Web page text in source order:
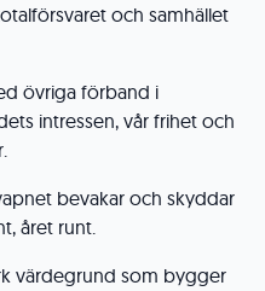
och samhället
övriga förband i
intressen, vår frihet och
bevakar och skyddar
året runt.
värdegrund som bygger